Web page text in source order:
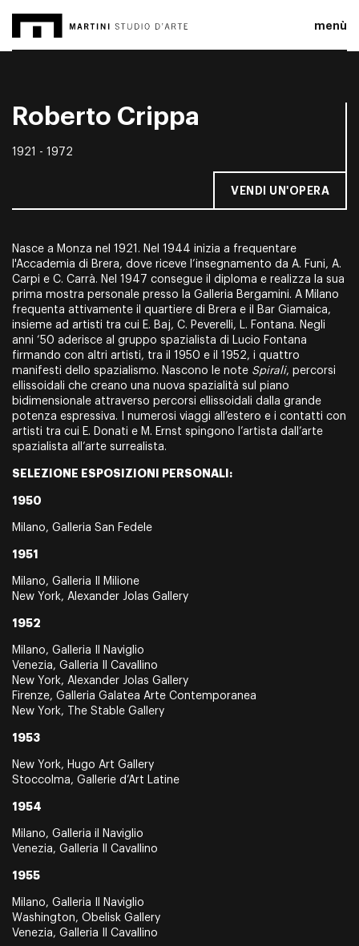
menù
Roberto Crippa
1921 - 1972
VENDI UN'OPERA
Nasce a Monza nel 1921. Nel 1944 inizia a frequentare
l'Accademia di Brera, dove riceve l’insegnamento da A. Funi, A.
Carpi e C. Carrà. Nel 1947 consegue il diploma e realizza la sua
prima mostra personale presso la Galleria Bergamini. A Milano
frequenta attivamente il quartiere di Brera e il Bar Giamaica,
insieme ad artisti tra cui E. Baj, C. Peverelli, L. Fontana. Negli
anni ‘50 aderisce al gruppo spazialista di Lucio Fontana
firmando con altri artisti, tra il 1950 e il 1952, i quattro
manifesti dello spazialismo. Nascono le note Spirali, percorsi
ellissoidali che creano una nuova spazialità sul piano
bidimensionale attraverso percorsi ellissoidali dalla grande
potenza espressiva. I numerosi viaggi all’estero e i contatti con
artisti tra cui E. Donati e M. Ernst spingono l’artista dall’arte
spazialista all’arte surrealista.
SELEZIONE ESPOSIZIONI PERSONALI:
1950
Milano, Galleria San Fedele
1951
Milano, Galleria Il Milione
New York, Alexander Jolas Gallery
1952
Milano, Galleria Il Naviglio
Venezia, Galleria Il Cavallino
New York, Alexander Jolas Gallery
Firenze, Galleria Galatea Arte Contemporanea
New York, The Stable Gallery
1953
New York, Hugo Art Gallery
Stoccolma, Gallerie d’Art Latine
1954
Milano, Galleria il Naviglio
Venezia, Galleria Il Cavallino
1955
Milano, Galleria Il Naviglio
Washington, Obelisk Gallery
Venezia, Galleria Il Cavallino